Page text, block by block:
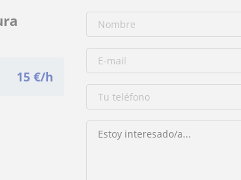
15 €/h